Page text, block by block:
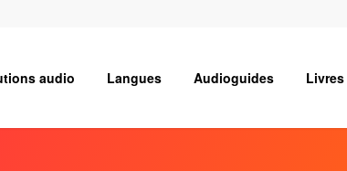
audio Langues Audioguides